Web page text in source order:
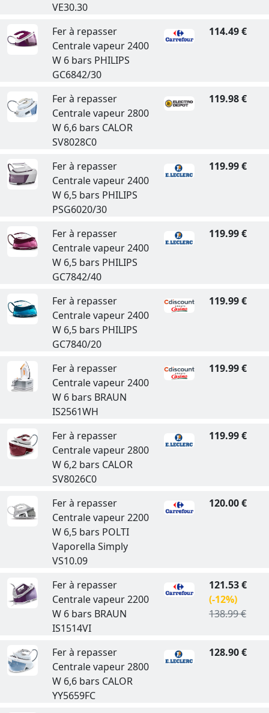
VE30.30
Fer à repasser
Centrale vapeur 2400
W 6 bars PHILIPS
GC6842/30
114.49 €
Fer à repasser
Centrale vapeur 2800
W 6,6 bars CALOR
SV8028C0
119.98 €
Fer à repasser
Centrale vapeur 2400
W 6,5 bars PHILIPS
PSG6020/30
119.99 €
Fer à repasser
Centrale vapeur 2400
W 6,5 bars PHILIPS
GC7842/40
119.99 €
Fer à repasser
Centrale vapeur 2400
W 6,5 bars PHILIPS
GC7840/20
119.99 €
Fer à repasser
Centrale vapeur 2400
W 6 bars BRAUN
IS2561WH
119.99 €
Fer à repasser
Centrale vapeur 2800
W 6,2 bars CALOR
SV8026C0
119.99 €
Fer à repasser
Centrale vapeur 2200
W 6,5 bars POLTI
Vaporella Simply
VS10.09
120.00 €
Fer à repasser
Centrale vapeur 2200
W 6 bars BRAUN
IS1514VI
121.53 €
(-12%)
138.99 €
Fer à repasser
Centrale vapeur 2800
W 6,6 bars CALOR
YY5659FC
128.90 €